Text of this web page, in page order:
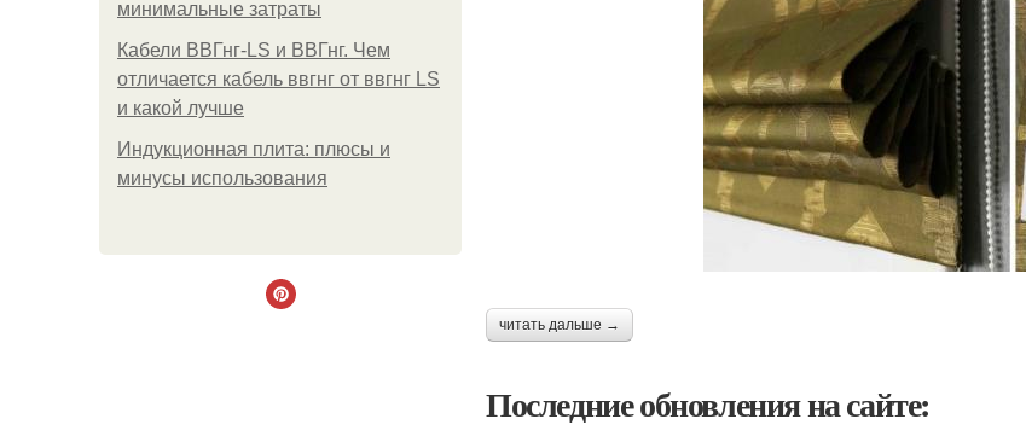
минимальные затраты
Кабели ВВГнг-LS и ВВГнг. Чем
отличается кабель ввгнг от ввгнг LS
и какой лучше
Индукционная плита: плюсы и
минусы использования
читать дальше →
Последние обновления на сайте: